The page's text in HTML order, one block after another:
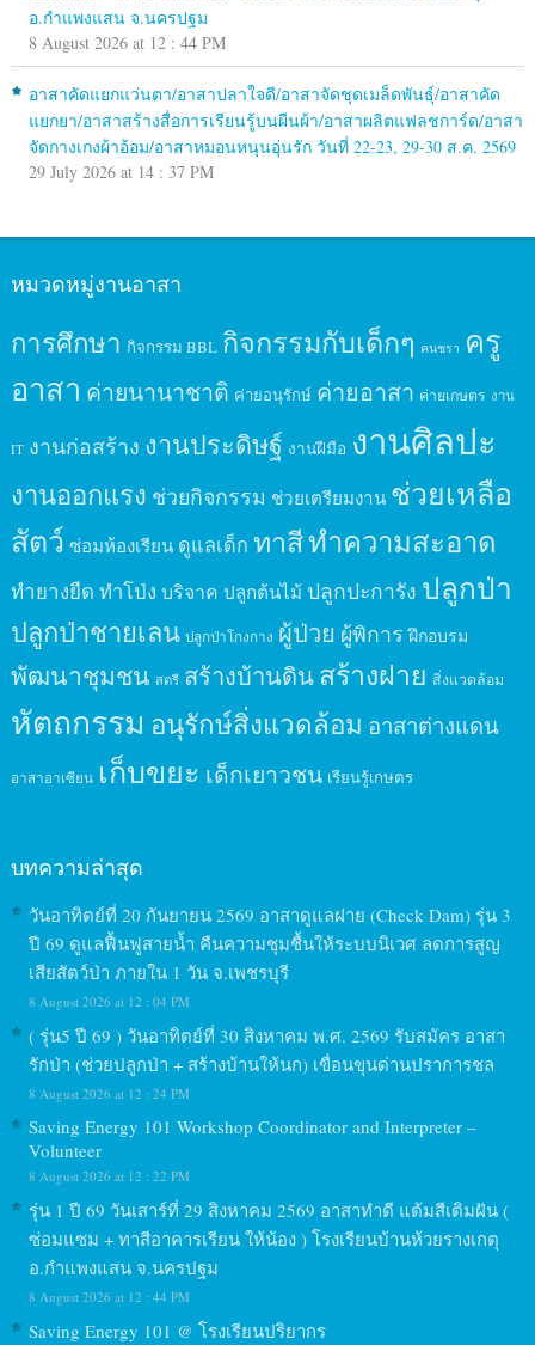
อ.กำแพงแสน จ.นครปฐม
8 August 2026 at 12 : 44 PM
อาสาคัดแยกแว่นตา/อาสาปลาใจดี/อาสาจัดชุดเมล็ดพันธุ์/อาสาคัด
แยกยา/อาสาสร้างสื่อการเรียนรู้บนผืนผ้า/อาสาผลิตแฟลชการ์ด/อาสา
จัดกางเกงผ้าอ้อม/อาสาหมอนหนุนอุ่นรัก วันที่ 22-23, 29-30 ส.ค. 2569
29 July 2026 at 14 : 37 PM
หมวดหมู่งานอาสา
การศึกษา กิจกรรม BBL กิจกรรมกับเด็กๆ คนชรา ครู
อาสา ค่ายนานาชาติ ค่ายอนุรักษ์ ค่ายอาสา ค่ายเกษตร งาน
IT งานก่อสร้าง งานประดิษฐ์ งานฝีมือ งานศิลปะ
งานออกแรง ช่วยกิจกรรม ช่วยเตรียมงาน ช่วยเหลือ
สัตว์ ซ่อมห้องเรียน ดูแลเด็ก ทาสีทำความสะอาด
ทำยางยืด ทำโป่ง บริจาค ปลูกต้นไม้ ปลูกปะการัง ปลูกป่า
ปลูกป่าชายเลน ปลูกป่าโกงกาง ผู้ป่วย ผู้พิการ ฝึกอบรม
พัฒนาชุมชน สตรี สร้างบ้านดินสร้างฝาย สิ่งแวดล้อม
หัตถกรรม อนุรักษ์สิ่งแวดล้อม อาสาต่างแดน
อาสาอาเซียน เก็บขยะ เด็กเยาวชน เรียนรู้เกษตร
บทความล่าสุด
วันอาทิตย์ที่ 20 กันยายน 2569 อาสาดูแลฝาย (Check Dam) รุ่น 3
ปี 69 ดูแลฟื้นฟูสายน้ำ คืนความชุมชื้นให้ระบบนิเวศ ลดการสูญ
เสียสัตว์ป่า ภายใน 1 วัน จ.เพชรบุรี
8 August 2026 at 12 : 04 PM
( รุ่น5 ปี 69 ) วันอาทิตย์ที่ 30 สิงหาคม พ.ศ. 2569 รับสมัคร อาสา
รักป่า (ช่วยปลูกป่า + สร้างบ้านให้นก) เขื่อนขุนด่านปราการชล
8 August 2026 at 12 : 24 PM
Saving Energy 101 Workshop Coordinator and Interpreter –
Volunteer
8 August 2026 at 12 : 22 PM
รุ่น 1 ปี 69 วันเสาร์ที่ 29 สิงหาคม 2569 อาสาทำดี แต้มสีเติมฝัน (
ซ่อมแซม + ทาสีอาคารเรียน ให้น้อง ) โรงเรียนบ้านห้วยรางเกตุ
อ.กำแพงแสน จ.นครปฐม
8 August 2026 at 12 : 44 PM
Saving Energy 101 @ โรงเรียนปริยากร